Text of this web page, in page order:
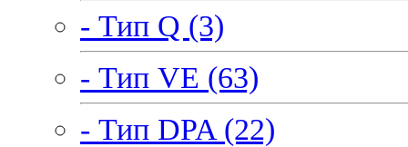
- Тип Q (3)
- Тип VE (63)
- Тип DPA (22)